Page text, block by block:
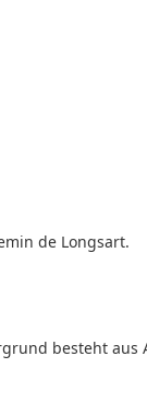
de Longsart.
besteht aus